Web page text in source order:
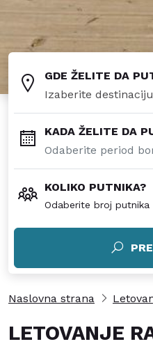
GDE ŽELITE DA
KADA ŽELITE DA
KOLIKO PUTNIKA?
Odaberite broj putnika
Naslovna strana
LETOVANJE